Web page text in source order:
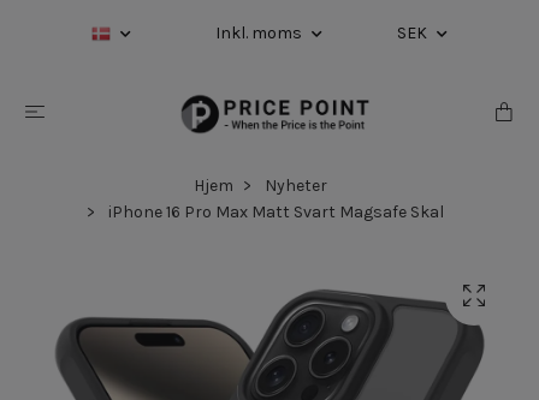
Inkl. moms SEK
Hjem
Nyheter
iPhone 16 Pro Max Matt Svart Magsafe Skal